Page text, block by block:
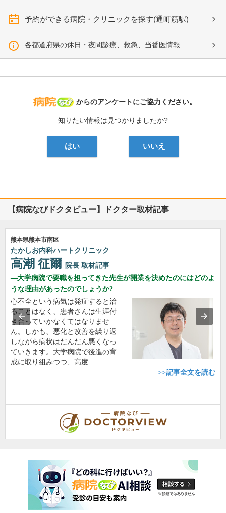
予約ができる病院・クリニックを探す(通町筋駅)
各都道府県の休日・夜間診療、救急、当番医情報
病院なび
からのアンケートにご協力ください。
知りたい情報は見つかりましたか?
はい いいえ
【病院なびドクタビュー】ドクター取材記事
熊本県熊本市南区
たかしお内科ハートクリニック
高潮 征爾 院長 取材記事
大学病院で要職を担ってきた先生が開業を決めたのにはどのよ
うな理由があったのでしょうか?
心不全という病気は発症すると治
ることはなく、患者さんは生涯付
き合っていかなくてはなりませ
ん。しかも、悪化と改善を繰り返
しながら病状はだんだん悪くなっ
ていきます。大学病院で後進の育
成に取り組みつつ、高度…
>>記事全文を読む